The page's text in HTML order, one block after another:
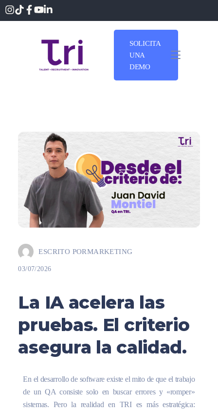
SOLICITA
UNA
DEMO
ESCRITO PORMARKETING
03/07/2026
La IA acelera las
pruebas. El criterio
asegura la calidad.
En el desarrollo de software existe el mito de que el trabajo
de un QA consiste solo en buscar errores y «romper»
sistemas. Pero la realidad en TRI es más estratégica: